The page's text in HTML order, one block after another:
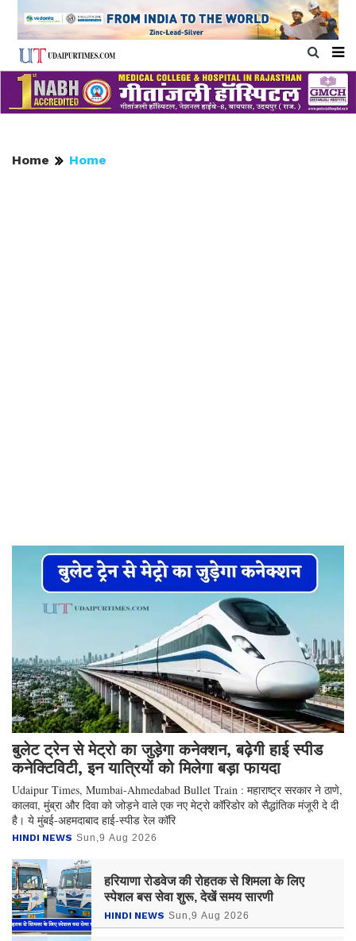
Home Home
बुलेट ट्रेन से मेट्रो का जुड़ेगा कनेक्शन, बढ़ेगी हाई स्पीड
कनेक्टिविटी, इन यात्रियों को मिलेगा बड़ा फायदा
Udaipur Times, Mumbai-Ahmedabad Bullet Train : महाराष्ट्र सरकार ने ठाणे,
कालवा, मुंब्रा और दिवा को जोड़ने वाले एक नए मेट्रो कॉरिडोर को सैद्धांतिक मंजूरी दे दी
है। ये मुंबई-अहमदाबाद हाई-स्पीड रेल कॉरि
HINDI NEWS Sun,9 Aug 2026
हरियाणा रोडवेज की रोहतक से शिमला के लिए
स्पेशल बस सेवा शुरू, देखें समय सारणी
HINDI NEWS Sun,9 Aug 2026